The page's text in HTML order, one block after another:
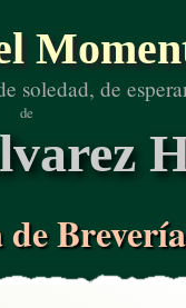
soledad, de
de